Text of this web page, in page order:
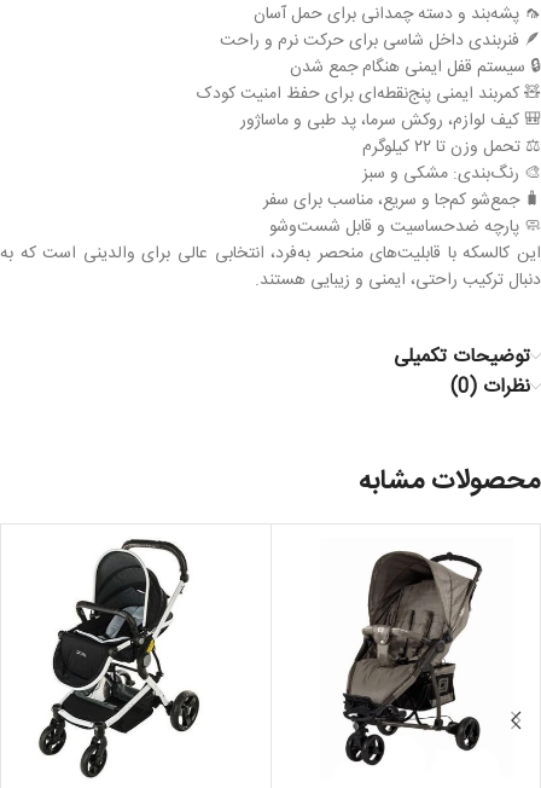
🦟 پشه‌بند و دسته چمدانی برای حمل آسان
🪶 فنربندی داخل شاسی برای حرکت نرم و راحت
🔒 سیستم قفل ایمنی هنگام جمع شدن
🧸 کمربند ایمنی پنج‌نقطه‌ای برای حفظ امنیت کودک
🎒 کیف لوازم، روکش سرما، پد طبی و ماساژور
⚖️ تحمل وزن تا ۲۲ کیلوگرم
🎨 رنگ‌بندی: مشکی و سبز
🧳 جمع‌شو کم‌جا و سریع، مناسب برای سفر
🧼 پارچه ضدحساسیت و قابل شست‌وشو
این کالسکه با قابلیت‌های منحصر به‌فرد، انتخابی عالی برای والدینی است که به
دنبال ترکیب راحتی، ایمنی و زیبایی هستند.
توضیحات تکمیلی
نظرات (0)
محصولات مشابه